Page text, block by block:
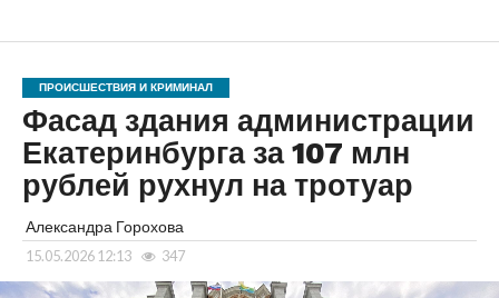
ПРОИСШЕСТВИЯ И КРИМИНАЛ
Фасад здания администрации
Екатеринбурга за 107 млн
рублей рухнул на тротуар
Александра Горохова
15.05.2026 12:13 347